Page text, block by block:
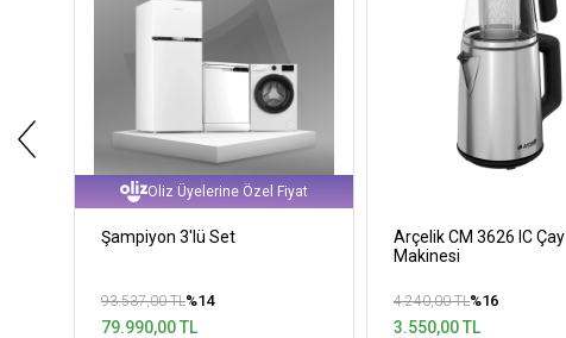
Oliz Üyelerine Özel Fiyat
Şampiyon 3'lü Set
93.537,00 TL%14
79.990,00 TL
Arçelik CM 3626 IC Çay
Makinesi
4.240,00 TL%16
3.550,00 TL